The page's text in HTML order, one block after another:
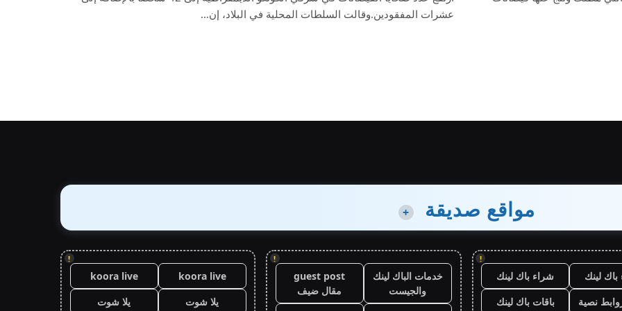
عشرات المفقودين.وقالت السلطات المحلية في البلاد، إن…
مواقع صديقة +
!
لينك
شراء باك لينك
نصية
باقات باك لينك
!
خدمات الباك لينك
والجيست
guest post
مقال ضيف
!
koora live
koora live
يلا شوت
يلا شوت